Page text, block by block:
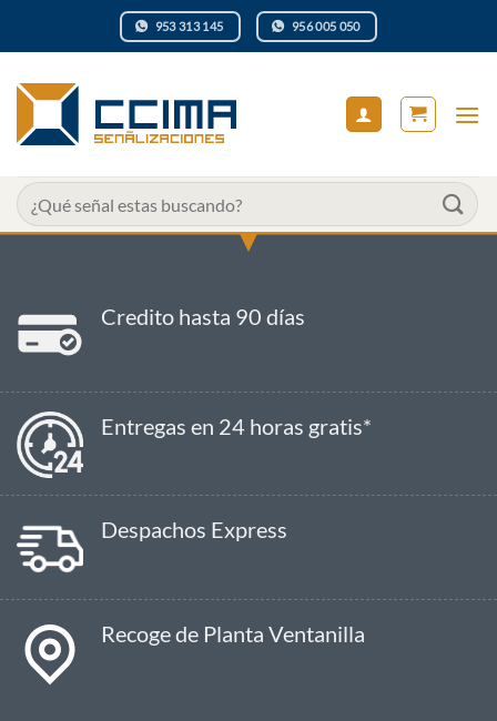
953 313 145 956 005 050
Buscar
por:
Credito hasta 90 días
Entregas en 24 horas gratis*
Despachos Express
Recoge de Planta Ventanilla